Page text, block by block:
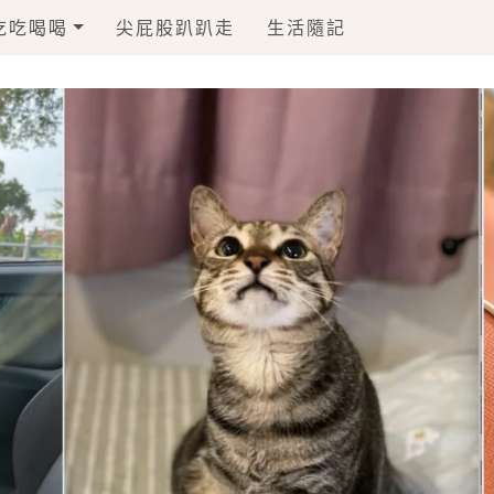
吃喝喝 尖屁股趴趴走 生活隨記